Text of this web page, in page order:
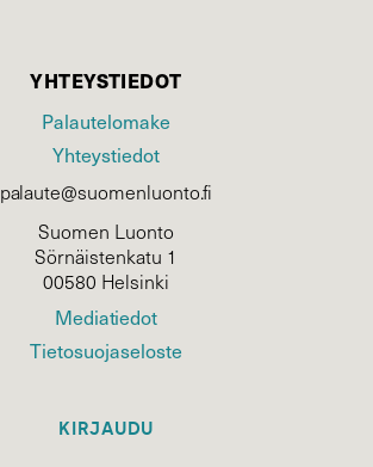
YHTEYSTIEDOT
Palautelomake
Yhteystiedot
palaute@suomenluonto.fi
Suomen Luonto
Sörnäistenkatu 1
00580 Helsinki
Mediatiedot
Tietosuojaseloste
KIRJAUDU